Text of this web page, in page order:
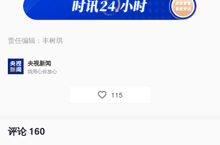
责任编辑： 丰树琪
央视新闻
我用心你放心
115
评论160